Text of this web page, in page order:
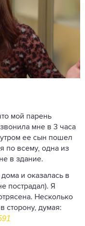
мой парень
мне в 3 часа
утром ее сын пошел
по всему, одна из
в здание.
и оказалась в
пострадал). Я
Несколько
сторону, думая: